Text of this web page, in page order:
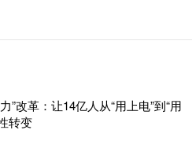
”改革：让14亿人从“用上电”到“用
转变